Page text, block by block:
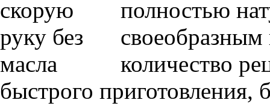
полностью
количество
быстрого приготовления,